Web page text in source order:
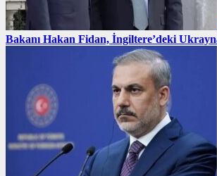
Bakanı Hakan Fidan, İngiltere’deki